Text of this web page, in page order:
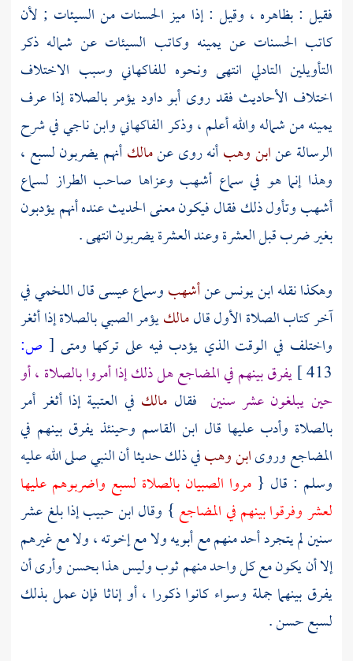
فقيل : بظاهره ، وقيل : إذا ميز الحسنات من السيئات ; لأن
كاتب الحسنات عن يمينه وكاتب السيئات عن شماله ذكر
التأويلين التادلي انتهى ونحوه للفاكهاني وسبب الاختلاف
اختلاف الأحاديث فقد روى أبو داوديؤمر بالصلاة إذا عرف
يمينه من شماله والله أعلم ، وذكرالفاكهانيوابن ناجيفي شرح
الرسالة عنابن وهبأنه روى عنمالكأنهم يضربون لسبع ،
وهذا إنما هو في سماع أشهب وعزاها صاحب الطراز لسماع
أشهبوتأول ذلك فقال فيكون معنى الحديث عنده أنهم يؤدبون
بغير ضرب قبل العشرة وعند العشرة يضربون انتهى .
وهكذا نقلهابن يونسعنأشهبوسماععيسىقالاللخميفي
آخر كتاب الصلاة الأول قالمالكيؤمر الصبي بالصلاة إذا أثغر
واختلف في الوقت الذي يؤدب فيه على تركها ومتى [ ص:
413 ] يفرق بينهم في المضاجع هل ذلك إذا أمروا بالصلاة ، أو
حين يبلغون عشر سنين فقال مالك في العتبية إذا أثغر أمر
بالصلاة وأدب عليها قال ابن القاسم وحينئذ يفرق بينهم في
المضاجع وروىابن وهبفي ذلك حديثا أن النبي صلى الله عليه
وسلم : قال {مروا الصبيان بالصلاة لسبع واضربوهم عليها
لعشر وفرقوا بينهم في المضاجع } وقالابن حبيبإذا بلغ عشر
سنين لم يتجرد أحد منهم مع أبويه ولا مع إخوته ، ولا مع غيرهم
إلا أن يكون مع كل واحد منهم ثوب وليس هذا بحسن وأرى أن
يفرق بينهما جملة وسواء كانوا ذكورا ، أو إناثا فإن عمل بذلك
لسبع حسن .